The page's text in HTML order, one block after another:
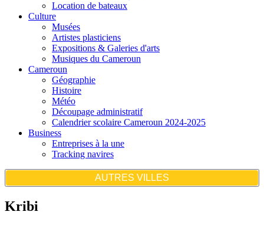
Location de bateaux
Culture
Musées
Artistes plasticiens
Expositions & Galeries d'arts
Musiques du Cameroun
Cameroun
Géographie
Histoire
Météo
Découpage administratif
Calendrier scolaire Cameroun 2024-2025
Business
Entreprises à la une
Tracking navires
AUTRES VILLES
Kribi